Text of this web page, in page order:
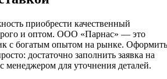
приобрести качественный
и оптом. ООО «Парнас» — это
с богатым опытом на рынке. Оформить
достаточно заполнить заявка на
с менеджером для уточнения деталей.